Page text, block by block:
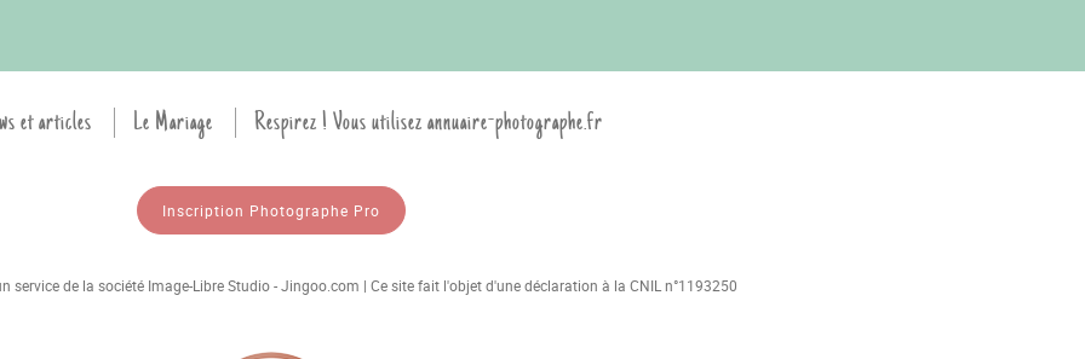
et articles Le Mariage Respirez ! Vous utilisez annuaire-photographe.fr
Inscription Photographe Pro
service de la société Image-Libre Studio - Jingoo.com | Ce site fait l'objet d'une déclaration à la CNIL n°1193250